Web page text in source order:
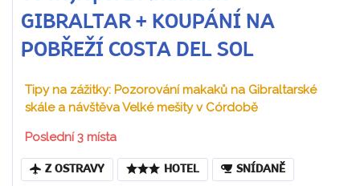
GIBRALTAR + KOUPÁNÍ NA
POBŘEŽÍ COSTA DEL SOL
Tipy na zážitky: Pozorování makaků na Gibraltarské
skále a návštěva Velké mešity v Córdobě
Poslední 3 místa
Z OSTRAVY HOTEL SNÍDANĚ